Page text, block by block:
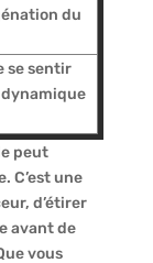
du
se sentir
peut
C’est une
d’étirer
avant de
vous